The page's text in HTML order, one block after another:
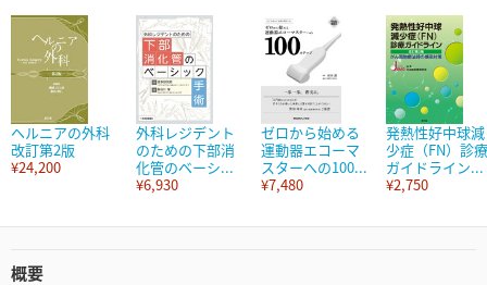
ヘルニアの外科
改訂第2版
¥24,200
外科レジデント
のための下部消
化管のベーシ...
¥6,930
ゼロから始める
運動器エコーマ
スターへの100...
¥7,480
発熱性好中球減
少症（FN）診療
ガイドライン...
¥2,750
概要